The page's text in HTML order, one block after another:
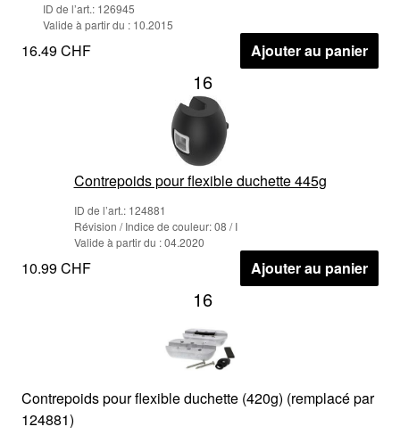
ID de l’art.: 126945
Valide à partir du : 10.2015
16.49 CHF Ajouter au panier
16
Contrepoids pour flexible duchette 445g
ID de l’art.: 124881
Révision / Indice de couleur: 08 / I
Valide à partir du : 04.2020
10.99 CHF Ajouter au panier
16
Contrepoids pour flexible duchette (420g) (remplacé par
124881)